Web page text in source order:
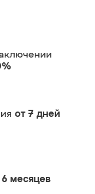
от 7 дней
6 месяцев